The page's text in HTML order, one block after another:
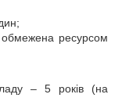
ресурсом
– 5 років (на